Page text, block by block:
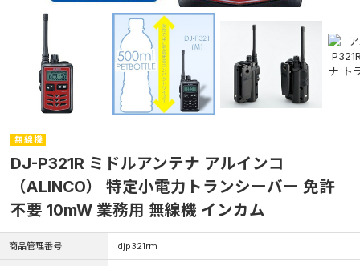
無 線 機
DJ-P321R ミドルアンテナ アルインコ
（ALINCO） 特定小電力トランシーバー 免許
不要 10mW 業務用 無線機 インカム
商品管理番号 djp321rm